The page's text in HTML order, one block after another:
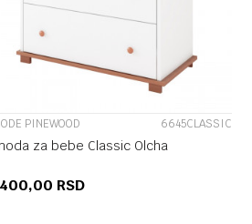
PINEWOOD 6645CLASSIC
za bebe Classic Olcha
RSD